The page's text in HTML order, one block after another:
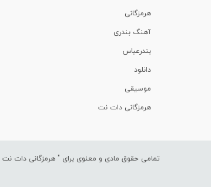
هرمزگانی
آهنگ بندری
بندرعباس
دانلود
موسیقی
هرمزگانی دات نت
تمامی حقوق مادی و معنوی برای " هرمزگانی دات نت